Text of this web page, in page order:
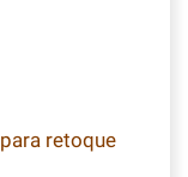
retoque